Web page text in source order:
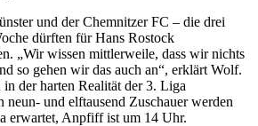
und der Chemnitzer FC – die drei
dürften für Hans Rostock
„Wir wissen mittlerweile, dass wir nichts
so gehen wir das auch an“, erklärt Wolf.
der harten Realität der 3. Liga
neun- und elftausend Zuschauer werden
erwartet, Anpfiff ist um 14 Uhr.